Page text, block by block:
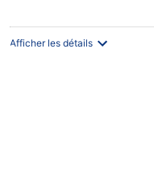
Afficher les détails